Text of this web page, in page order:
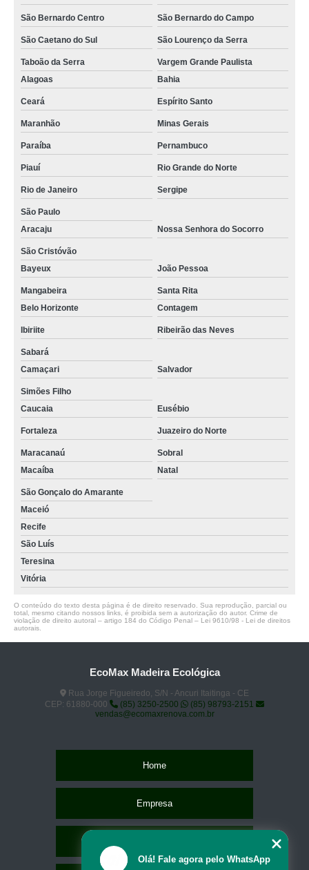
São Bernardo Centro São Bernardo do Campo
São Caetano do Sul São Lourenço da Serra
Taboão da Serra
Vargem Grande Paulista
Alagoas
Bahia
Ceará Espírito Santo
Maranhão Minas Gerais
Paraíba Pernambuco
Piauí Rio Grande do Norte
Rio de Janeiro Sergipe
São Paulo
Aracaju
Nossa Senhora do Socorro
São Cristóvão
Bayeux
João Pessoa
Mangabeira
Santa Rita
Belo Horizonte
Contagem
Ibiriite Ribeirão das Neves
Sabará
Camaçari
Salvador
Simões Filho
Caucaia
Eusébio
Fortaleza Juazeiro do Norte
Maracanaú
Sobral
Macaíba
Natal
São Gonçalo do Amarante
Maceió
Recife
São Luís
Teresina
Vitória
O conteúdo do texto desta página é de direito reservado. Sua reprodução, parcial ou
total, mesmo citando nossos links, é proibida sem a autorização do autor. Crime de
violação de direito autoral – artigo 184 do Código Penal – Lei 9610/98 - Lei de direitos
autorais
EcoMax Madeira Ecológica
Rua Jorge Figueiredo, S/N - Ancuri Itaitinga - CE
CEP: 61880-000
(85) 3250-2500
(85) 98793-2151
vendas@ecomaxrenova.com.br
Home
Empresa
Olá! Fale agora pelo WhatsApp